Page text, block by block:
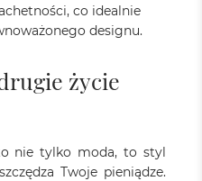
co idealnie
designu.
życie
nie tylko moda, to styl
Twoje pieniądze.